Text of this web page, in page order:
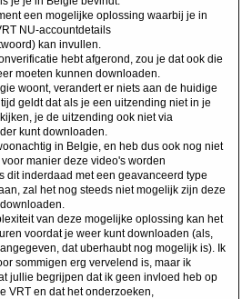
een mogelijke oplossing waarbij je in
NU-accountdetails
kan invullen.
hebt afgerond, zou je dat ook die
moeten kunnen downloaden.
woont, verandert er niets aan de huidige
geldt dat als je een uitzending niet in je
je de uitzending ook niet via
kunt downloaden.
in Belgie, en heb dus ook nog niet
manier deze video's worden
dit inderdaad met een geavanceerd type
zal het nog steeds niet mogelijk zijn deze
van deze mogelijke oplossing kan het
voordat je weer kunt downloaden (als,
dat uberhaubt nog mogelijk is). Ik
sommigen erg vervelend is, maar ik
jullie begrijpen dat ik geen invloed heb op
VRT en dat het onderzoeken,